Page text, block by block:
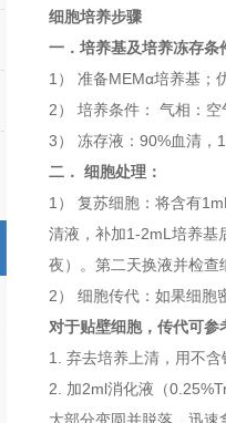
细胞培养步骤
一．培养基及培养冻存条
1） 准备MEMα培养基；
2） 培养条件： 气相：
3） 冻存液：90%血清，
二． 细胞处理：
1） 复苏细胞：将含有
清液，补加1-2mL培养基
夜）。第二天换液并检查
2） 细胞传代：如果细胞
对于贴壁细胞，传代可参
1. 弃去培养上清，用不
2. 加2ml消化液（